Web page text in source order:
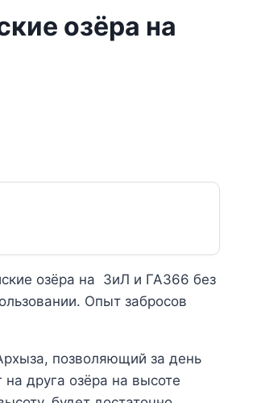
озёра на
озёра на ЗиЛ и ГАЗ66 без
Опыт забросов
позволяющий за день
друга озёра на высоте